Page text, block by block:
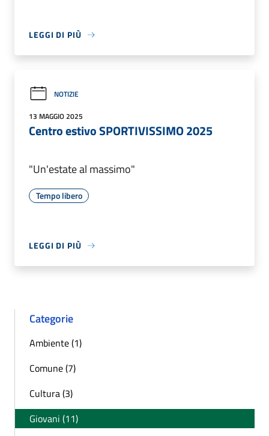
LEGGI DI PIÙ
NOTIZIE
13 MAGGIO 2025
Centro estivo SPORTIVISSIMO 2025
"Un'estate al massimo"
Tempo libero
LEGGI DI PIÙ
Categorie
Ambiente (1)
Comune (7)
Cultura (3)
Giovani (11)